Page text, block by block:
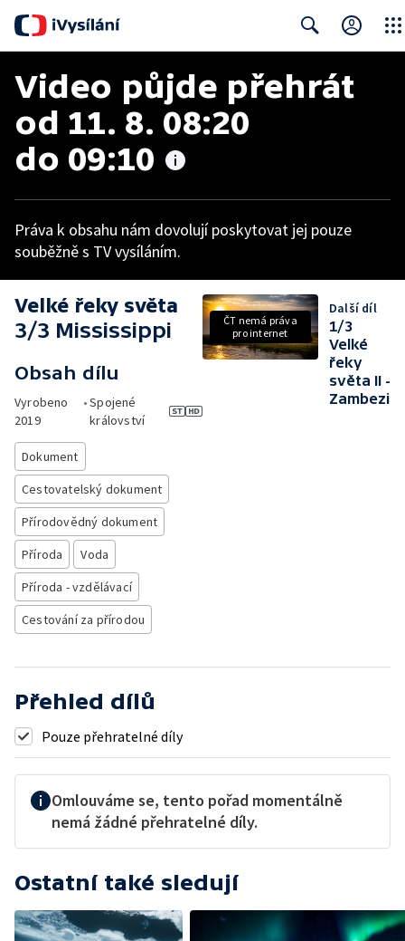
Video půjde přehrát
od 11. 8. 08:20
do 09:10
Práva k obsahu nám dovolují poskytovat jej pouze
souběžně s TV vysíláním.
Velké řeky světa
3/3 Mississippi
Obsah dílu
Vyrobeno
2019
•Spojené
království
Dokument
Cestovatelský dokument
Přírodovědný dokument
Příroda
Voda
Příroda - vzdělávací
Cestování za přírodou
ČT nemá práva
pro internet
Další díl
1/3
Velké
řeky
světa II -
Zambezi
Přehled dílů
Pouze přehratelné díly
Omlouváme se, tento pořad momentálně
nemá žádné přehratelné díly.
Ostatní také sledují